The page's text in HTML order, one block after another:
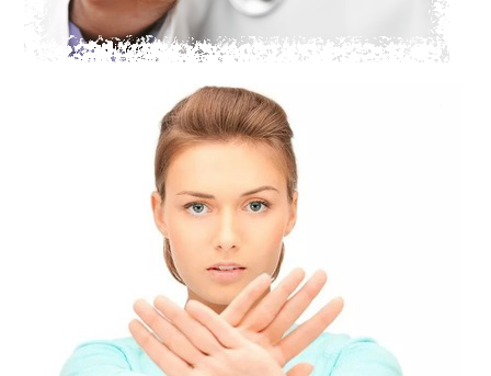
🎯 -25%на всё: